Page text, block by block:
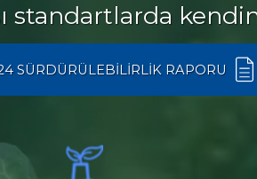
standartlarda
SÜRDÜRÜLEBİLİRLİK RAPORU